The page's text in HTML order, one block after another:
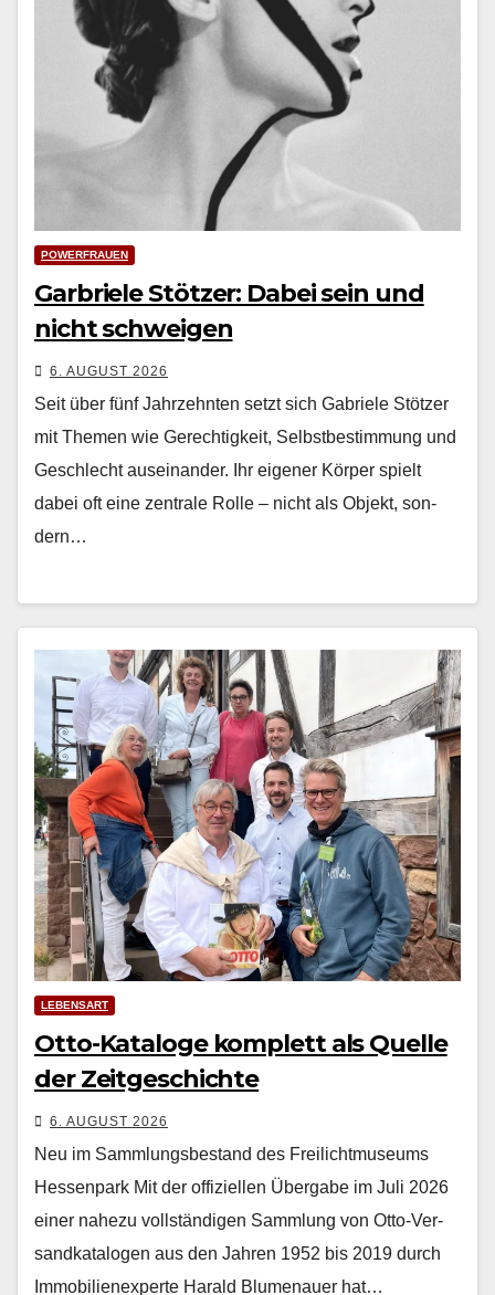
POWERFRAUEN
Garbriele Stötzer: Dabei sein und
nicht schweigen
6. AUGUST 2026
Seit über fünf Jahrzehn­ten set­zt sich Gabriele Stötzer
mit The­men wie Gerechtigkeit, Selb­st­bes­tim­mung und
Geschlecht auseinan­der. Ihr eigen­er Kör­p­er spielt
dabei oft eine zen­trale Rolle – nicht als Objekt, son­
dern…
LEBENSART
Otto-Kataloge komplett als Quelle
der Zeitgeschichte
6. AUGUST 2026
Neu im Sammlungsbestand des Freilichtmuseums
Hessenpark Mit der offiziellen Über­gabe im Juli 2026
ein­er nahezu voll­ständi­gen Samm­lung von Otto-Ver­
sand­kat­a­lo­gen aus den Jahren 1952 bis 2019 durch
Immo­bilienex­perte Har­ald Blu­me­nauer hat…